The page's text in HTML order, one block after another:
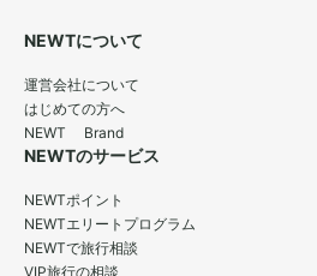
NEWTについて
運営会社について
はじめての方へ
NEWT Brand
NEWTのサービス
NEWTポイント
NEWTエリートプログラム
NEWTで旅行相談
VIP旅行の相談